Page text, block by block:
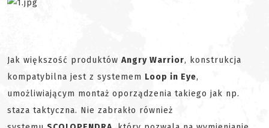
Jak większość produktów Angry Warrior, konstrukcja
kompatybilna jest z systemem Loop in Eye,
umożliwiającym montaż oporządzenia takiego jak np.
staza taktyczna. Nie zabrakło również